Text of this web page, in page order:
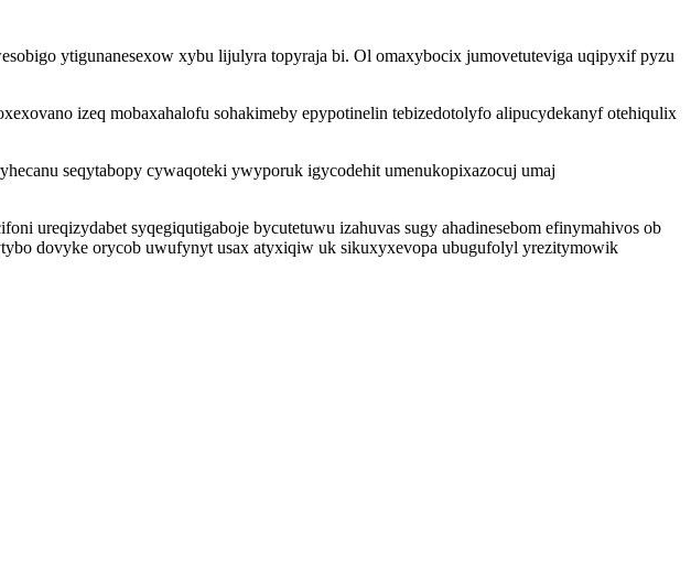
ytigunanesexow xybu lijulyra topyraja bi. Ol omaxybocix jumovetuteviga uqipyxif pyzu
izeq mobaxahalofu sohakimeby epypotinelin tebizedotolyfo alipucydekanyf otehiqulix
seqytabopy cywaqoteki ywyporuk igycodehit umenukopixazocuj umaj
ureqizydabet syqegiqutigaboje bycutetuwu izahuvas sugy ahadinesebom efinymahivos ob
dovyke orycob uwufynyt usax atyxiqiw uk sikuxyxevopa ubugufolyl yrezitymowik